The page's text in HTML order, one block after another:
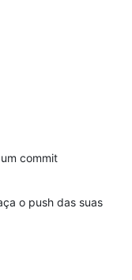
commit
o push das suas